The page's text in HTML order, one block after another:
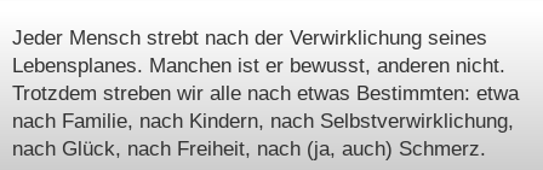
Jeder Mensch strebt nach der Verwirklichung seines
Lebensplanes. Manchen ist er bewusst, anderen nicht.
Trotzdem streben wir alle nach etwas Bestimmten: etwa
nach Familie, nach Kindern, nach Selbstverwirklichung,
nach Glück, nach Freiheit, nach (ja, auch) Schmerz.